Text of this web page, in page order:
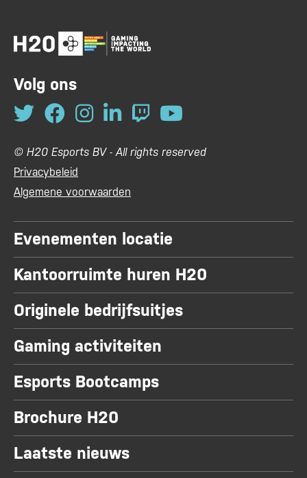
Volg ons
© H20 Esports BV - All rights reserved
Privacybeleid
Algemene voorwaarden
Evenementen locatie
Kantoorruimte huren H20
Originele bedrijfsuitjes
Gaming activiteiten
Esports Bootcamps
Brochure H20
Laatste nieuws